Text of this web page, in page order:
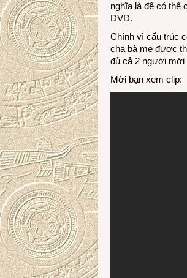
nghĩa là để có thể
DVD.
Chính vì cấu trúc
cha bà mẹ được
đủ cả 2 người mới
Mời bạn xem clip: